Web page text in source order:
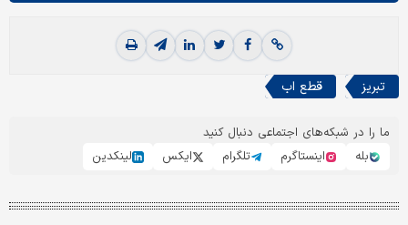
تبریز قطع اب
ما را در شبکه‌های اجتماعی دنبال کنید
بله
اینستاگرم تلگرام ایکس لینکدین